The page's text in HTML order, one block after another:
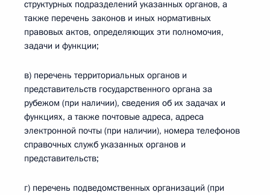
структурных подразделений указанных органов, а
также перечень законов и иных нормативных
правовых актов, определяющих эти полномочия,
задачи и функции;
в) перечень территориальных органов и
представительств государственного органа за
рубежом (при наличии), сведения об их задачах и
функциях, а также почтовые адреса, адреса
электронной почты (при наличии), номера телефонов
справочных служб указанных органов и
представительств;
г) перечень подведомственных организаций (при